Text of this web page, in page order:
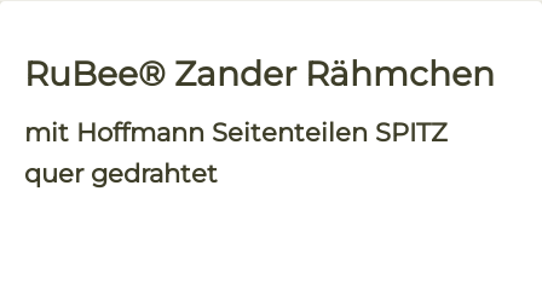
RuBee® Zander Rähmchen
mit Hoffmann Seitenteilen SPITZ
quer gedrahtet